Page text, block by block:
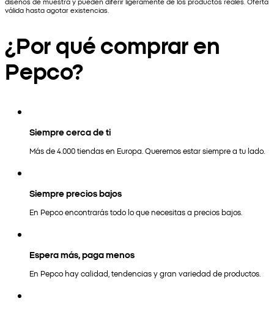
válida hasta agotar existencias.
¿Por qué comprar en
Pepco?
Siempre cerca de ti
Más de 4.000 tiendas en Europa. Queremos estar siempre a tu lado.
Siempre precios bajos
En Pepco encontrarás todo lo que necesitas a precios bajos.
Espera más, paga menos
En Pepco hay calidad, tendencias y gran variedad de productos.